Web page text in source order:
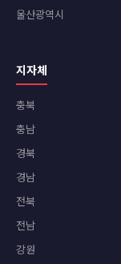
울산광역시
지자체
충북
충남
경북
경남
전북
전남
강원